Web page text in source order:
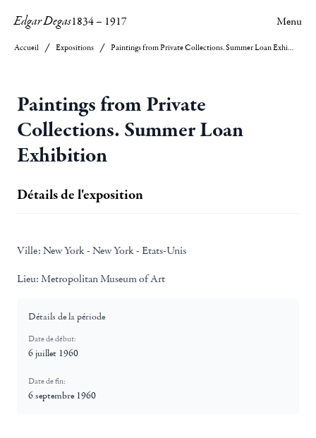
Edgar Degas1834– 1917 Menu
Accueil Expositions Paintings from Private Collections. Summer Loan Exhibition
Paintings from Private
Collections. Summer Loan
Exhibition
Détails de l'exposition
Ville: New York - New York - Etats-Unis
Lieu: Metropolitan Museum of Art
Détails de la période
Date de début:
6 juillet 1960
Date de fin:
6 septembre 1960